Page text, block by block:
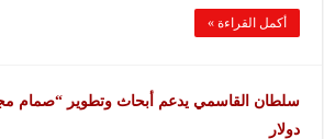
أكمل القراءة »
سلطان القاسمي يدعم أبحاث وتطوير “صمام
دولار